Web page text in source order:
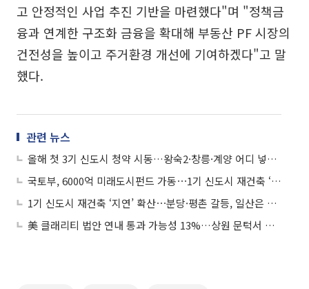
고 안정적인 사업 추진 기반을 마련했다"며 "정책금
융과 연계한 구조화 금융을 확대해 부동산 PF 시장의
건전성을 높이고 주거환경 개선에 기여하겠다"고 말
했다.
관련 뉴스
올해 첫 3기 신도시 청약 시동…왕숙2·창릉·계양 어디 넣을까
국토부, 6000억 미래도시펀드 가동⋯1기 신도시 재건축 ‘돈맥’ 푼다
1기 신도시 재건축 ‘지연’ 확산⋯분당·평촌 갈등, 일산은 사업성 발목
美 클래리티 법안 연내 통과 가능성 13%…상원 문턱서 제동